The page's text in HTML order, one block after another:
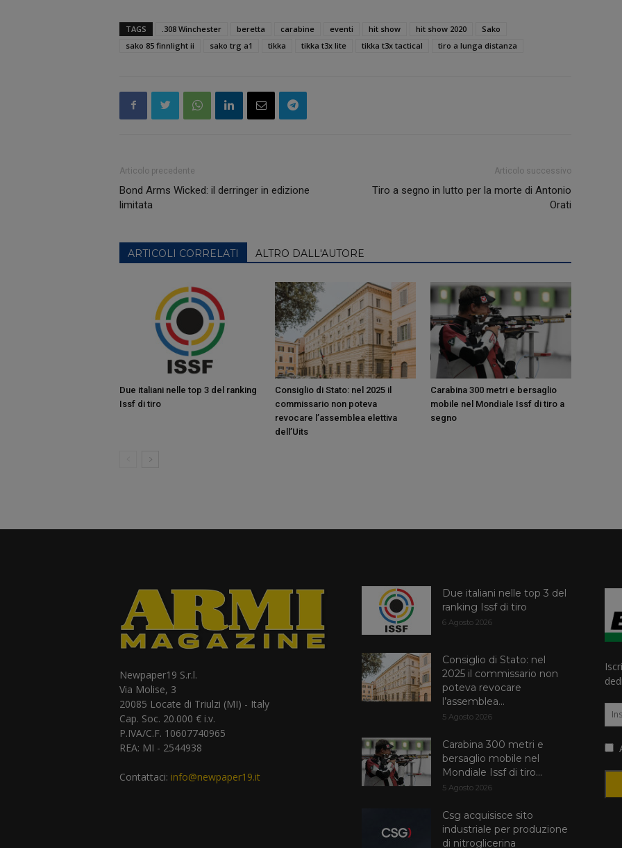
TAGS .308 Winchester beretta carabine eventi hit show hit show 2020
Sako
sako 85 finnlight ii
sako trg a1 tikka tikka t3x lite tikka t3x tactical tiro a lunga distanza
Articolo precedente
Bond Arms Wicked: il derringer in edizione
limitata
Articolo successivo
Tiro a segno in lutto per la morte di Antonio
Orati
ARTICOLI CORRELATI ALTRO DALL'AUTORE
Due italiani nelle top 3 del ranking
Issf di tiro
Consiglio di Stato: nel 2025 il
commissario non poteva
revocare l’assemblea elettiva
dell’Uits
Carabina 300 metri e bersaglio
mobile nel Mondiale Issf di tiro a
segno
Newpaper19 S.r.l.
Via Molise, 3
20085 Locate di Triulzi (MI) - Italy
Cap. Soc. 20.000 € i.v.
P.IVA/C.F. 10607740965
REA: MI - 2544938
Contattaci: info@newpaper19.it
Due italiani nelle top 3 del
ranking Issf di tiro
6 Agosto 2026
Consiglio di Stato: nel
2025 il commissario non
poteva revocare
l’assemblea...
5 Agosto 2026
Carabina 300 metri e
bersaglio mobile nel
Mondiale Issf di tiro...
5 Agosto 2026
Csg acquisisce sito
industriale per produzione
di nitroglicerina